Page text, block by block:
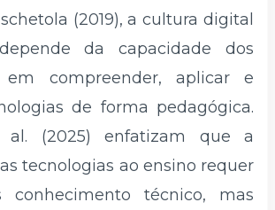
(2019), a cultura digital
da capacidade dos
em compreender, aplicar e
de forma pedagógica.
al. (2025) enfatizam que a
tecnologias ao ensino requer
conhecimento técnico, mas